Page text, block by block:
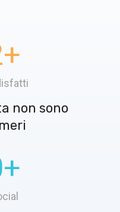
+
non sono
+